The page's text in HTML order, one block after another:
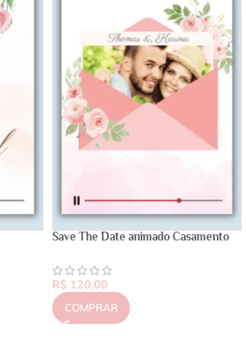
Save The Date animado Casamento
R$ 120,00
COMPRAR